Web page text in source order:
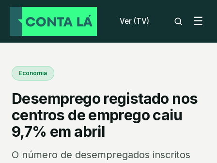
Ver (TV) ☰
Economia
Desemprego registado nos
centros de emprego caiu
9,7% em abril
O número de desempregados inscritos